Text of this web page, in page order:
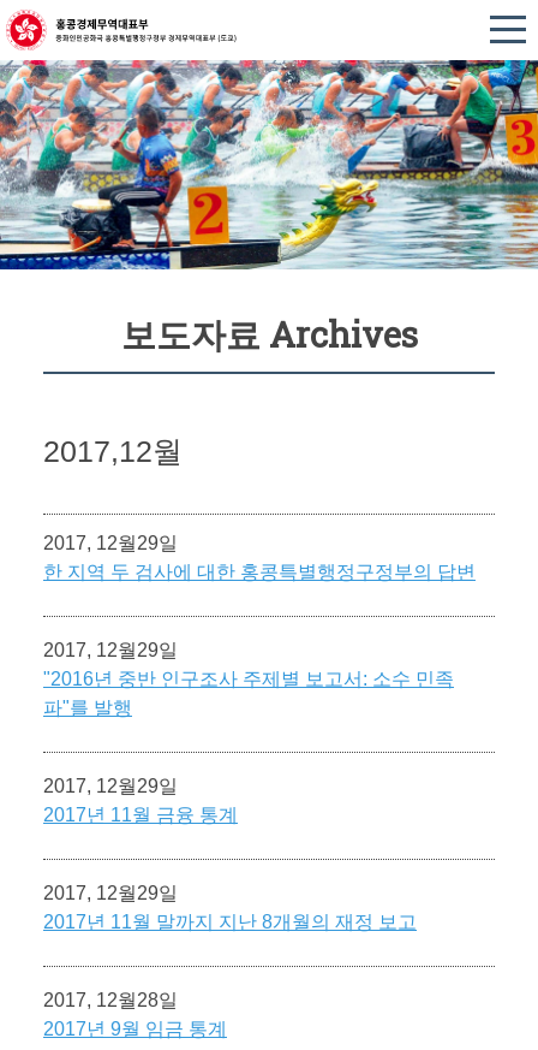
보도자료 Archives
2017,12월
2017, 12월29일
한 지역 두 검사에 대한 홍콩특별행정구정부의 답변
2017, 12월29일
"2016년 중반 인구조사 주제별 보고서: 소수 민족
파"를 발행
2017, 12월29일
2017년 11월 금융 통계
2017, 12월29일
2017년 11월 말까지 지난 8개월의 재정 보고
2017, 12월28일
2017년 9월 임금 통계